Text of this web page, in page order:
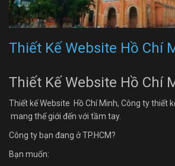
Thiết Kế Website Hồ Chí
Thiết Kế Website Hồ Chí
Thiết kế Website Hồ Chí Minh, Công ty thiết
mang thế giới đến với tầm tay.
Công ty bạn đang ở TP.HCM?
Bạn muốn: